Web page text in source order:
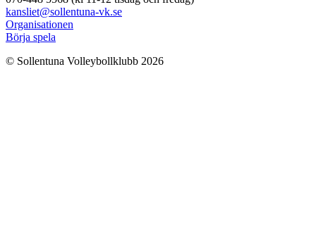
kansliet@sollentuna-vk.se
Organisationen
Börja spela
© Sollentuna Volleybollklubb 2026